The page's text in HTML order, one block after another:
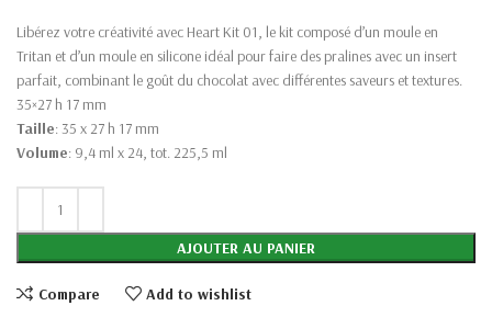
Libérez votre créativité avec Heart Kit 01, le kit composé d’un moule en
Tritan et d’un moule en silicone idéal pour faire des pralines avec un insert
parfait, combinant le goût du chocolat avec différentes saveurs et textures.
35×27 h 17 mm
Taille: 35 x 27 h 17 mm
Volume: 9,4 ml x 24, tot. 225,5 ml
AJOUTER AU PANIER
Compare Add to wishlist